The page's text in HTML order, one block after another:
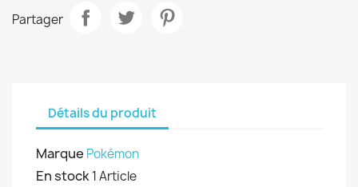
Partager
Détails du produit
Marque Pokémon
En stock1 Article